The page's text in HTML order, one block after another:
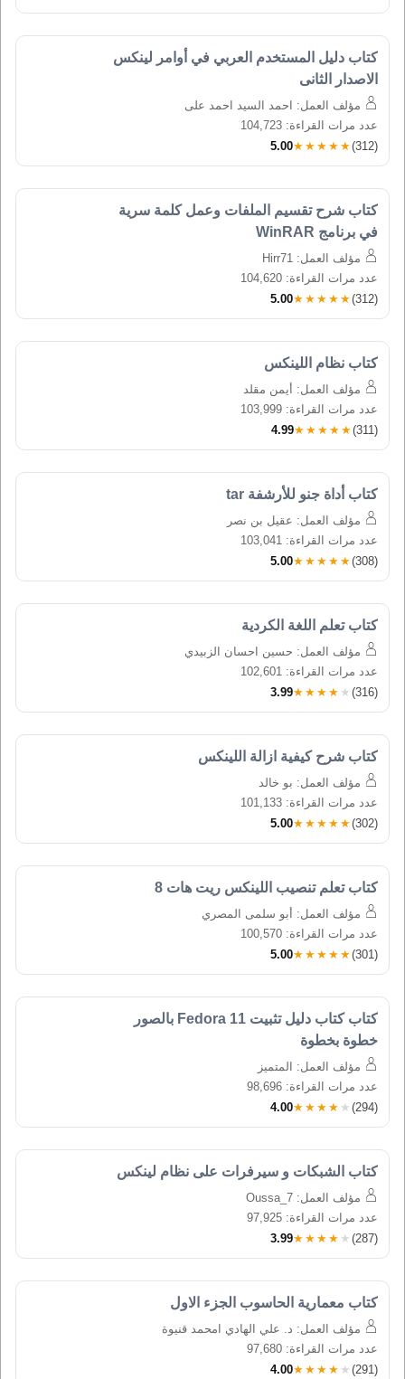
الاصدار الثانى
مؤلف العمل: احمد السيد احمد على
عدد مرات القراءة: 104,723
5.00★★★★★(312)
في برنامج WinRAR
مؤلف العمل: Hirr71
عدد مرات القراءة: 104,620
5.00★★★★★(312)
كتاب نظام اللينكس
مؤلف العمل: أيمن مقلد
عدد مرات القراءة: 103,999
4.99★★★★★(311)
كتاب أداة جنو للأرشفة tar
مؤلف العمل: عقيل بن نصر
عدد مرات القراءة: 103,041
5.00★★★★★(308)
كتاب تعلم اللغة الكردية
مؤلف العمل: حسين احسان الزبيدي
عدد مرات القراءة: 102,601
3.99★★★★★ (316)
كتاب شرح كيفية ازالة اللينكس
مؤلف العمل: بو خالد
عدد مرات القراءة: 101,133
5.00★★★★★(302)
كتاب تعلم تنصيب اللينكس ريت هات 8
مؤلف العمل: أبو سلمى المصري
عدد مرات القراءة: 100,570
5.00★★★★★(301)
خطوة بخطوة
مؤلف العمل: المتميز
عدد مرات القراءة: 98,696
4.00★★★★★ (294)
كتاب الشبكات و سيرفرات على نظام لينكس
مؤلف العمل: Oussa_7
عدد مرات القراءة: 97,925
3.99★★★★★ (287)
كتاب معمارية الحاسوب الجزء الاول
مؤلف العمل: د. علي الهادي امحمد قنيوة
عدد مرات القراءة: 97,680
4.00★★★★★ (291)